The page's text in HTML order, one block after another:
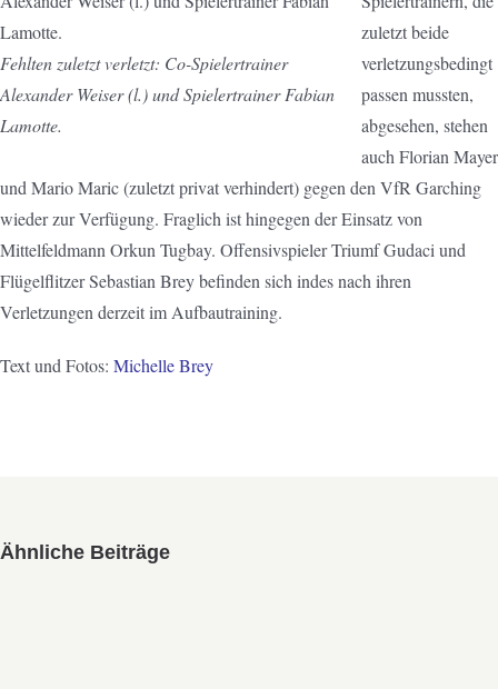
Fehlten zuletzt verletzt: Co-Spielertrainer
Alexander Weiser (l.) und Spielertrainer Fabian
Lamotte.
zuletzt beide
verletzungsbedingt
passen mussten,
abgesehen, stehen
auch Florian Mayer
und Mario Maric (zuletzt privat verhindert) gegen den VfR Garching
wieder zur Verfügung. Fraglich ist hingegen der Einsatz von
Mittelfeldmann Orkun Tugbay. Offensivspieler Triumf Gudaci und
Flügelflitzer Sebastian Brey befinden sich indes nach ihren
Verletzungen derzeit im Aufbautraining.
Text und Fotos: Michelle Brey
Ähnliche Beiträge